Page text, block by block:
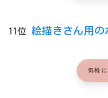
11位 絵描きさん用の
気軽